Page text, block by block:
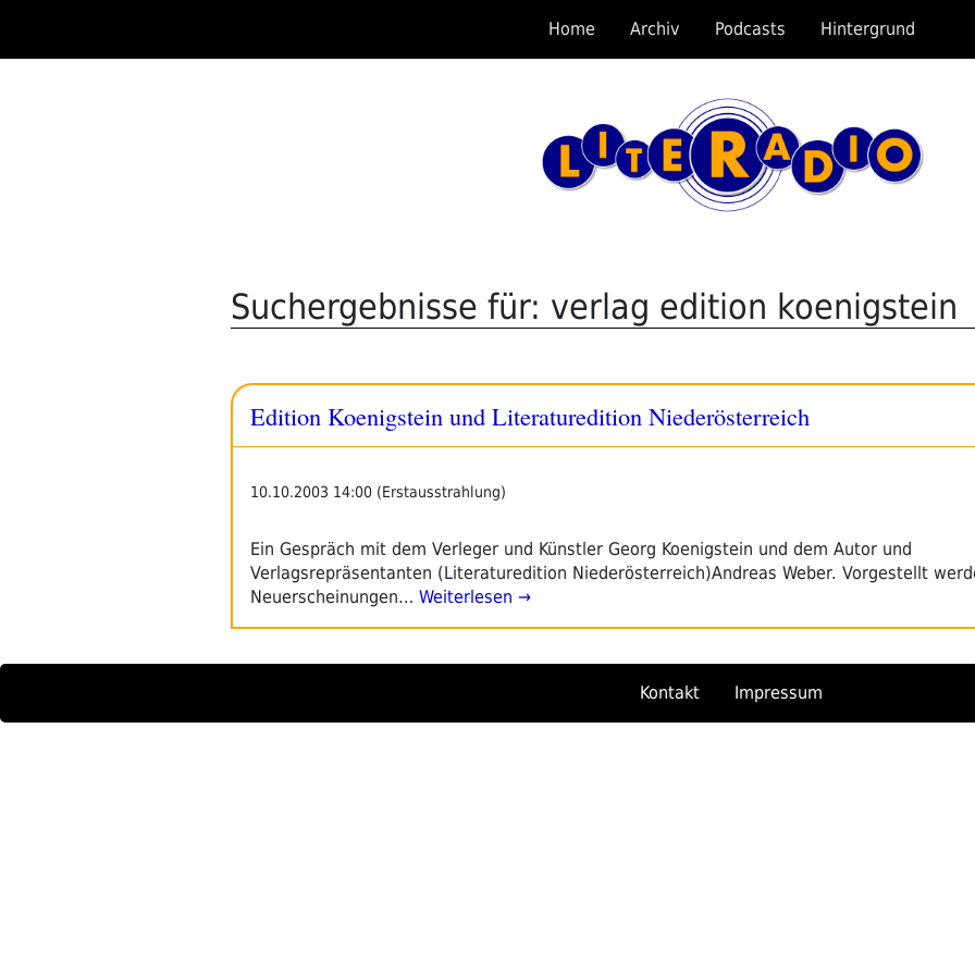
springen
Home Archiv Podcasts Hintergrund
Suchergebnisse für: verlag edition koenigstein
Edition Koenigstein und Literaturedition Niederösterreich
10.10.2003 14:00 (Erstausstrahlung)
Ein Gespräch mit dem Verleger und Künstler Georg Koenigstein und dem Autor und
Verlagsrepräsentanten (Literaturedition Niederösterreich)Andreas Weber. Vorgestellt
Neuerscheinungen… Weiterlesen →
Kontakt Impressum